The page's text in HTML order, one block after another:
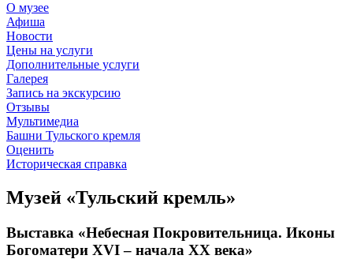
О музее
Афиша
Новости
Цены на услуги
Дополнительные услуги
Галерея
Запись на экскурсию
Отзывы
Мультимедиа
Башни Тульского кремля
Оценить
Историческая справка
Музей «Тульский кремль»
Выставка «Небесная Покровительница. Иконы
Богоматери XVI – начала XX века»